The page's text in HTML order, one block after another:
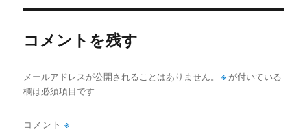
コメントを残す
メールアドレスが公開されることはありません。 ※ が付いている
欄は必須項目です
コメント※